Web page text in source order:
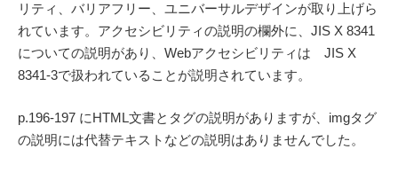
リティ、バリアフリー、ユニバーサルデザインが取り上げら
れています。アクセシビリティの説明の欄外に、JIS X 8341
についての説明があり、Webアクセシビリティは JIS X
8341-3で扱われていることが説明されています。
p.196-197 にHTML文書とタグの説明がありますが、imgタグ
の説明には代替テキストなどの説明はありませんでした。